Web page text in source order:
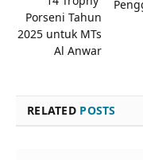
Porseni Tahun
2025 untuk MTs
Al Anwar
RELATED POSTS